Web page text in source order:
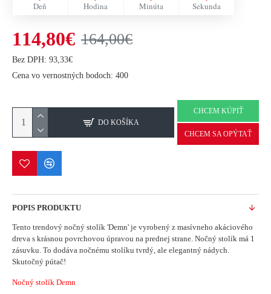
Deň Hodina Minúta Sekunda
114,80€ 164,00€
Bez DPH: 93,33€
Cena vo vernostných bodoch: 400
DO KOŠÍKA
CHCEM KÚPIŤ
CHCEM SA OPÝTAŤ
POPIS PRODUKTU
Tento trendový nočný stolík 'Demn' je vyrobený z masívneho akáciového
dreva s krásnou povrchovou úpravou na prednej strane. Nočný stolík má 1
zásuvku. To dodáva nočnému stolíku tvrdý, ale elegantný nádych.
Skutočný pútač!
Nočný stolík Demn